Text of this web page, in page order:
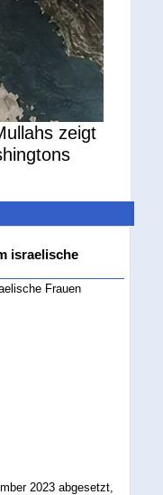
zeigt
israelische
2023 abgesetzt,